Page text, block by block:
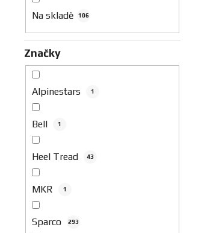
Na skladě 106
Značky
Alpinestars 1
Bell 1
Heel Tread 43
MKR 1
Sparco 293